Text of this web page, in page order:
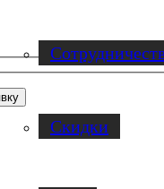
Скидки